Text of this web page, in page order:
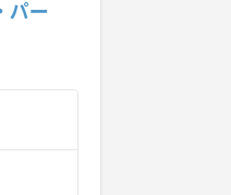
パー